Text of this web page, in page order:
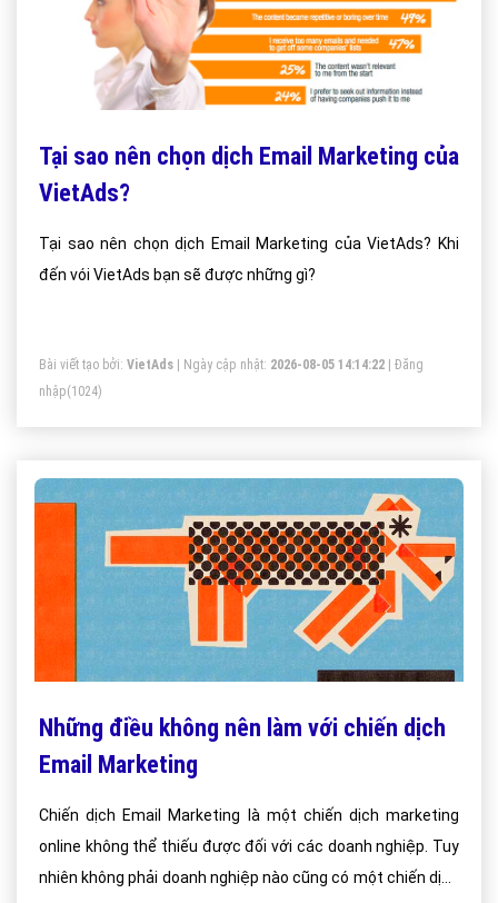
Tại sao nên chọn dịch Email Marketing của
VietAds?
Tại sao nên chọn dịch Email Marketing của VietAds? Khi
đến vói VietAds bạn sẽ được những gì?
Bài viết tạo bởi: VietAds | Ngày cập nhật: 2026-08-05 14:14:22
Đăng
nhập(1024)
Những điều không nên làm với chiến dịch
Email Marketing
Chiến dịch Email Marketing là một chiến dịch marketing
online không thể thiếu được đối với các doanh nghiệp. Tuy
nhiên không phải doanh nghiệp nào cũng có một chiến dịch